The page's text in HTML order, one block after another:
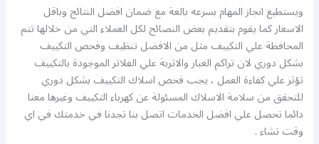
ويستطيع انجاز المهام بسرعه بالغة مع ضمان افضل النتائج وباقل
الاسعار كما يقوم بتقديم بعض النصائح لكل العملاء التي من خلالها تتم
المحافظة علي التكييف مثل من الافضل تنظيف وفحص التكييف
بشكل دوري لان تراكم الغبار والاتربة علي الفلاتر الموجودة بالتكييف
تؤثر علي كفاءة العمل ، يجب فحص اسلاك التكييف بشكل دوري
للتحقق من سلامة الاسلاك المسئولة عن كهرباء التكييف وغيرها معنا
دائما تحصل علي افضل الخدمات اتصل بنا تجدنا في خدمتك في اي
وقت تشاء .